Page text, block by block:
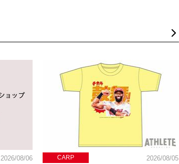
2026/08/06 CARP 2026/08/05